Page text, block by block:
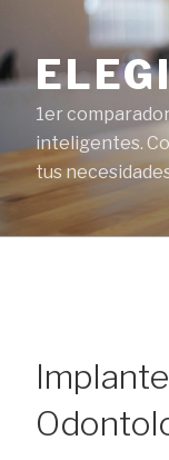
contenido
1er
inteligentes.
tus